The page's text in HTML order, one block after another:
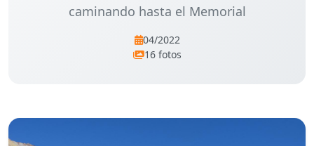
caminando hasta el Memorial
04/2022
16 fotos